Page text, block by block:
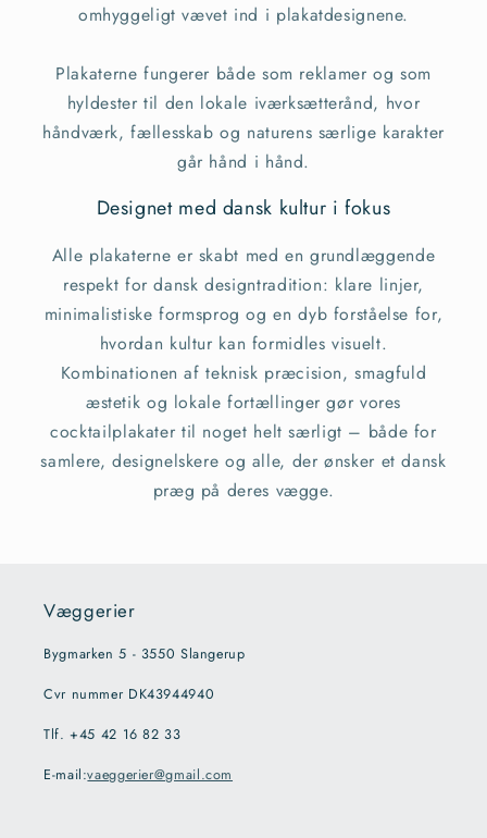
omhyggeligt vævet ind i plakatdesignene.
Plakaterne fungerer både som reklamer og som
hyldester til den lokale iværksætterånd, hvor
håndværk, fællesskab og naturens særlige karakter
går hånd i hånd.
Designet med dansk kultur i fokus
Alle plakaterne er skabt med en grundlæggende
respekt for dansk designtradition: klare linjer,
minimalistiske formsprog og en dyb forståelse for,
hvordan kultur kan formidles visuelt.
Kombinationen af teknisk præcision, smagfuld
æstetik og lokale fortællinger gør vores
cocktailplakater til noget helt særligt – både for
samlere, designelskere og alle, der ønsker et dansk
præg på deres vægge.
Væggerier
Bygmarken 5 - 3550 Slangerup
Cvr nummer DK43944940
Tlf. +45 42 16 82 33
E-mail:vaeggerier@gmail.com